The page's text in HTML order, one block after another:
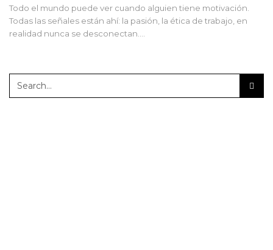
Todo el mundo puede ver cuando alguien tiene motivación.
Todas las señales están ahí: la pasión, la ética de trabajo, en
realidad nunca se desconectan.…